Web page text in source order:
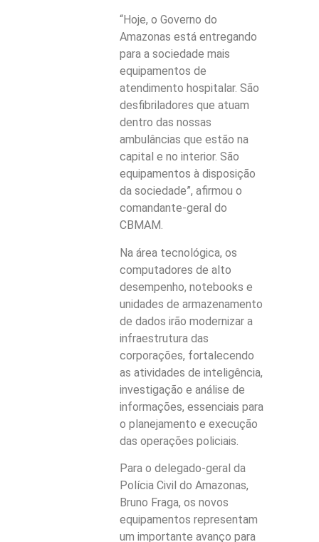
“Hoje, o Governo do
Amazonas está entregando
para a sociedade mais
equipamentos de
atendimento hospitalar. São
desfibriladores que atuam
dentro das nossas
ambulâncias que estão na
capital e no interior. São
equipamentos à disposição
da sociedade”, afirmou o
comandante-geral do
CBMAM.
Na área tecnológica, os
computadores de alto
desempenho, notebooks e
unidades de armazenamento
de dados irão modernizar a
infraestrutura das
corporações, fortalecendo
as atividades de inteligência,
investigação e análise de
informações, essenciais para
o planejamento e execução
das operações policiais.
Para o delegado-geral da
Polícia Civil do Amazonas,
Bruno Fraga, os novos
equipamentos representam
um importante avanço para